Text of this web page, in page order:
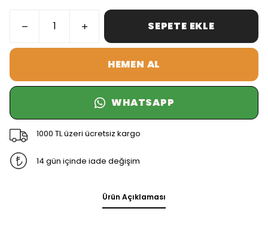
SEPETE EKLE
HEMEN AL
WHATSAPP
1000 TL üzeri ücretsiz kargo
14 gün içinde iade değişim
Ürün Açıklaması